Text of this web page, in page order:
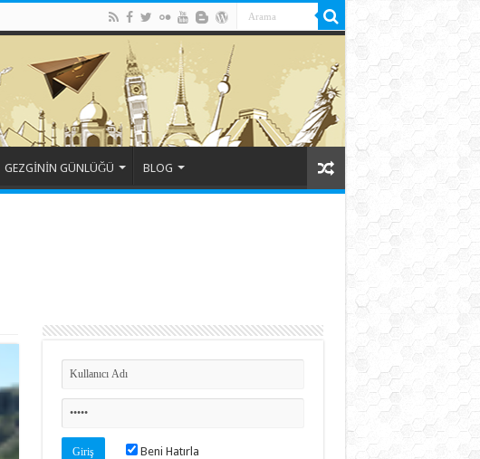
GEZGİNİN GÜNLÜĞÜ BLOG
Beni Hatırla